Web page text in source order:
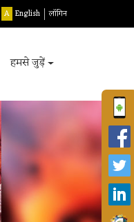
A English लॉगिन
हमसे जुड़ें